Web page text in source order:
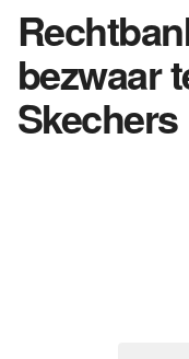
bezwaar
Skechers